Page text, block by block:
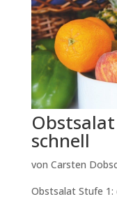
schnell
von Carsten
Obstsalat Stufe 1: